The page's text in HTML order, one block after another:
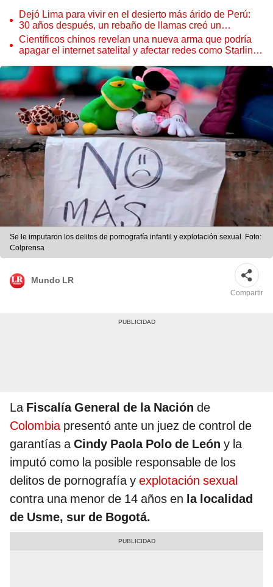
Dejó Lima para vivir en el desierto más árido de Perú:
30 años después, un rebaño de llamas creó un
sorprendente ecosistema
Científicos chinos revelan una nueva arma que podría
apagar el internet satelital y afectar redes como Starlink
Se le imputaron los delitos de pornografía infantil y explotación sexual. Foto:
Colprensa
Mundo LR
Compartir
La Fiscalía General de la Nación de
Colombia presentó ante un juez de control de
garantías aCindy Paola Polo de León y la
imputó como la posible responsable de los
delitos de pornografía y explotación sexual
contra una menor de 14 años en la localidad
de Usme, sur de Bogotá.